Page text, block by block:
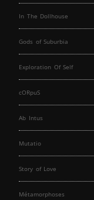
In The Dollhouse
Gods of Suburbia
Exploration Of Self
cORpuS
Ab Intus
Mutatio
Story of Love
Métamorphoses